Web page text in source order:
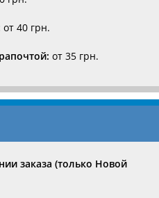
от 40 грн.
от 35 грн.
заказа (только Новой